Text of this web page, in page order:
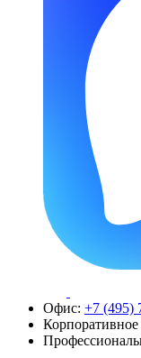
Офис: +7 (495)